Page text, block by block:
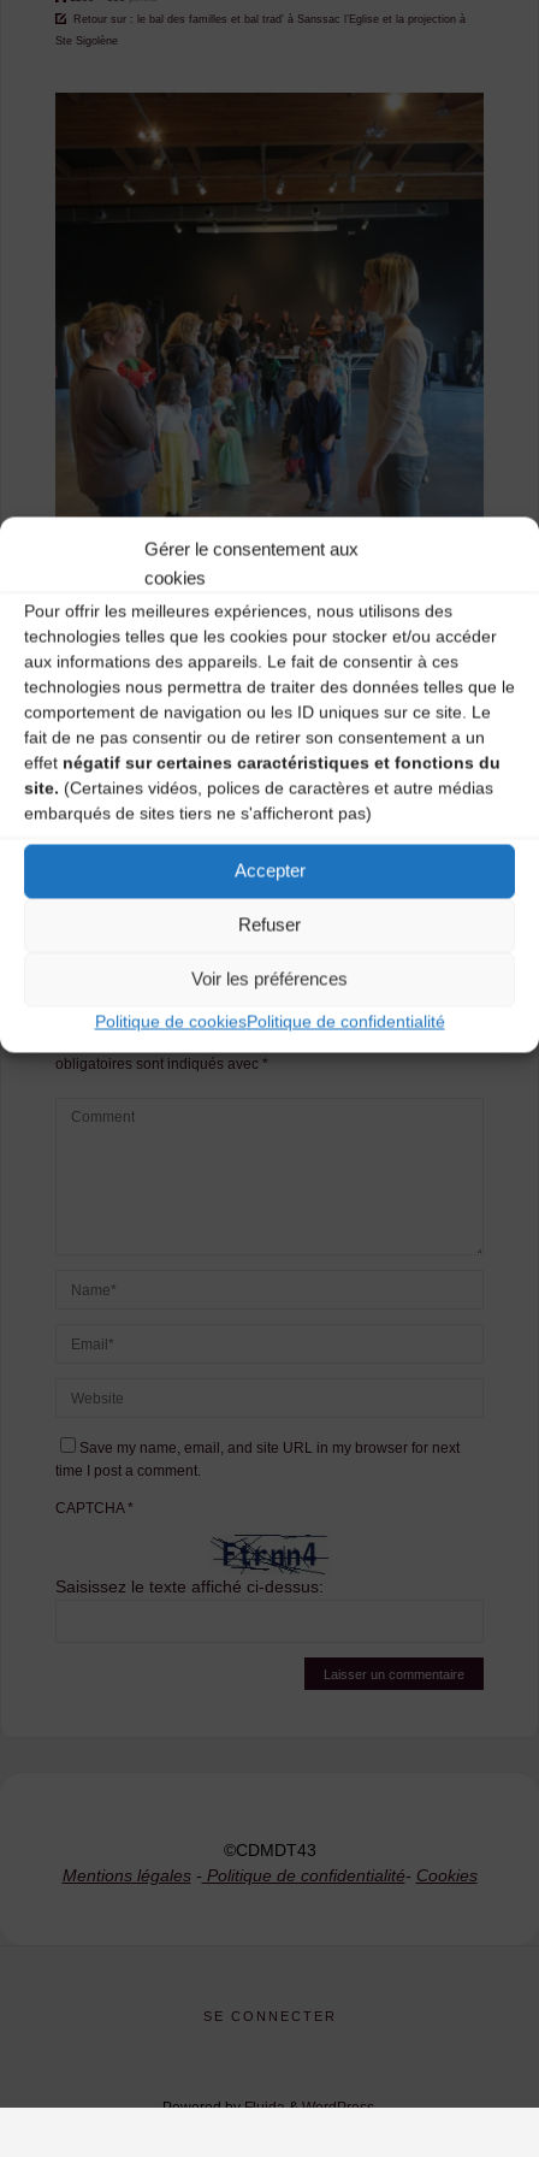
Gérer le consentement aux
cookies
Pour offrir les meilleures expériences, nous utilisons des
technologies telles que les cookies pour stocker et/ou accéder
aux informations des appareils. Le fait de consentir à ces
technologies nous permettra de traiter des données telles que le
comportement de navigation ou les ID uniques sur ce site. Le
fait de ne pas consentir ou de retirer son consentement a un
effet négatif sur certaines caractéristiques et fonctions du
site. (Certaines vidéos, polices de caractères et autre médias
embarqués de sites tiers ne s'afficheront pas)
Accepter
Refuser
Voir les préférences
Politique de cookiesPolitique de confidentialité
size Retour sur : le bal des familles et bal trad’ à Sanssac l’Eglise et la projection à
Ste Sigolène
Previous image
Laisser un
commentaire
obligatoires sont indiqués avec *
Save my name, email, and site URL in my browser for next
time I post a comment.
CAPTCHA*
Saisissez le texte affiché ci-dessus:
©CDMDT43
Mentions légales- Politique de confidentialité- Cookies
SE CONNECTER
Powered byFluida&WordPress.